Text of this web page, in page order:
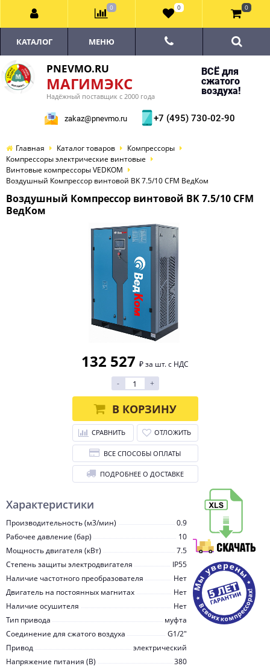
PNEVMO.RU
МАГИМЭКС
Надёжный поставщик с 2000 года
ВСЁ для
сжатого
воздуха!
zakaz@pnevmo.ru +7 (495) 730-02-90
КАТАЛОГ МЕНЮ
Главная Каталог товаров
Компрессоры
Компрессоры электрические винтовые
Винтовые компрессоры VEDKOM
Воздушный Компрессор винтовой BK 7.5/10 CFM ВедКом
Воздушный Компрессор винтовой BK 7.5/10 CFM
ВедКом
Характеристики
Производительность (м3/мин)
0.9
Рабочее давление (бар)
10
Мощность двигателя (кВт)
7.5
Степень защиты электродвигателя
IP55
Наличие частотного преобразователя
Нет
Двигатель на постоянных магнитах
Нет
Наличие осушителя
Нет
Тип привода
муфта
Соединение для сжатого воздуха
G1/2"
Привод
электрический
Напряжение питания (В)
380
132 527 ₽ за шт. с НДС
-
+
В КОРЗИНУ
СРАВНИТЬ ОТЛОЖИТЬ
ВСЕ СПОСОБЫ ОПЛАТЫ
ПОДРОБНЕЕ О ДОСТАВКЕ
0 0 0